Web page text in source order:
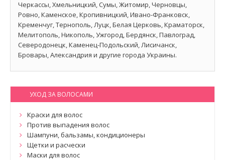
Черкассы, Хмельницкий, Сумы, Житомир, Черновцы,
Ровно, Каменское, Кропивницкий, Ивано-Франковск,
Кременчуг, Тернополь, Луцк, Белая Церковь, Краматорск,
Мелитополь, Никополь, Ужгород, Бердянск, Павлоград,
Северодонецк, Каменец-Подольский, Лисичанск,
Бровары, Александрия и другие города Украины.
УХОД ЗА ВОЛОСАМИ
Краски для волос
Против выпадения волос
Шампуни, бальзамы, кондиционеры
Щетки и расчески
Маски для волос